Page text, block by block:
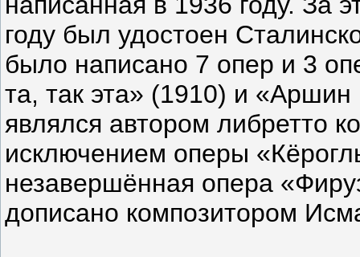
году был удостоен
было написано 7 опер и 3
та, так эта» (1910) и
являлся автором либретто
исключением оперы
незавершённая опера
дописано композитором